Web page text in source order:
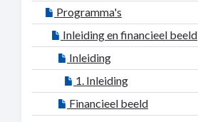
Programma's
Inleiding en financieel beeld
Inleiding
1. Inleiding
Financieel beeld